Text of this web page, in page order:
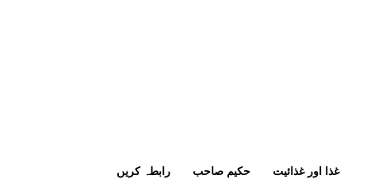
رابطہ کریں حکیم صاحب غذا اور غذائیت